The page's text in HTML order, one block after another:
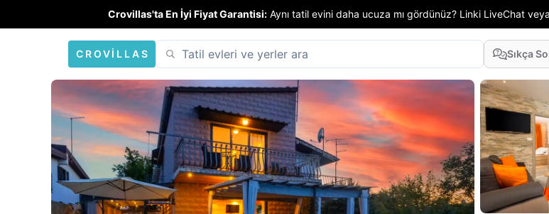
Crovillas'ta En İyi Fiyat Garantisi: Aynı tatil evini daha ucuza mı gördünüz? Linki LiveChat
CROVILLAS Sıkça